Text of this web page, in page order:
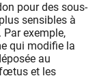
pour des sous-
sensibles à
exemple,
qui modifie la
au
fœtus et les